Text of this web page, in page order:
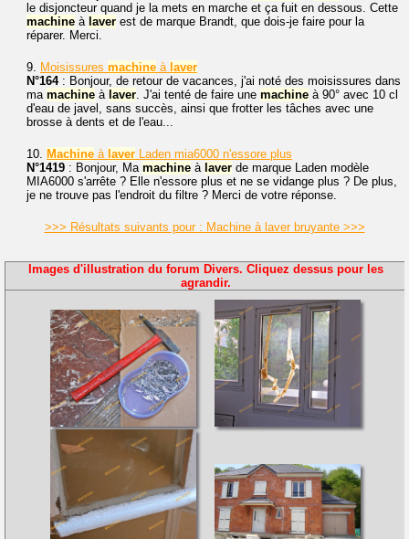
le disjoncteur quand je la mets en marche et ça fuit en dessous. Cette
machine à laver est de marque Brandt, que dois-je faire pour la
réparer. Merci.
9. Moisissures machine à laver
N°164: Bonjour, de retour de vacances, j'ai noté des moisissures dans
ma machine à laver. J'ai tenté de faire une machine à 90° avec 10 cl
d'eau de javel, sans succès, ainsi que frotter les tâches avec une
brosse à dents et de l'eau...
10. Machine à laver Laden mia6000 n'essore plus
N°1419 : Bonjour, Ma machine à laver de marque Laden modèle
MIA6000 s'arrête ? Elle n'essore plus et ne se vidange plus ? De plus,
je ne trouve pas l'endroit du filtre ? Merci de votre réponse.
>>> Résultats suivants pour : Machine à laver bruyante >>>
Images d'illustration du forum Divers. Cliquez dessus pour les
agrandir.